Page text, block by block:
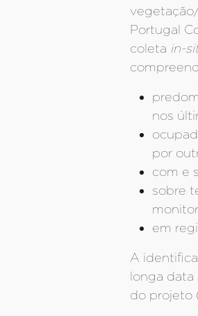
Portugal
coleta in-
nos
por
com e
sobre
em
A
longa data
do projeto